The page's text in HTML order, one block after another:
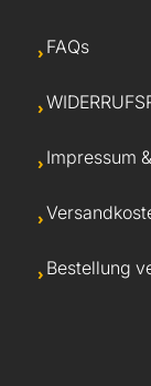
FAQs
Impressum
Bestellung